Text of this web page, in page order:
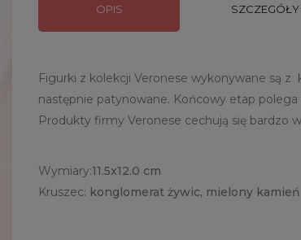
OPIS
Figurki z kolekcji Veronese wykonywane są
następnie patynowane. Końcowy etap
Produkty firmy Veronese cechują się bardzo
Wymiary:11.5x12.0 cm
Kruszec: konglomerat żywic, mielony kamień